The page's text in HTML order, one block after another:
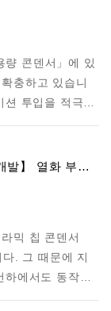
량 콘덴서」에 있
충하고 있습니
션 투입을 적극…
발】 열화 부…
믹 칩 콘덴서
. 그 때문에 지
하에서도 동작…